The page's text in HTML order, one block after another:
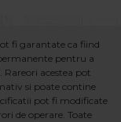
fi garantate ca fiind
pentru a
acestea pot
si poate contine
pot fi modificate
de operare. Toate